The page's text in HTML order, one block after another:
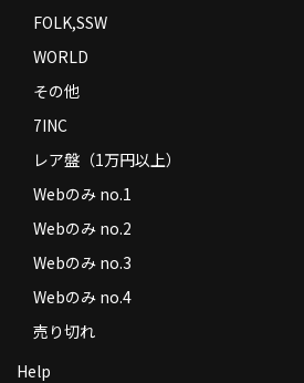
FOLK,SSW
WORLD
その他
7INC
レア盤（1万円以上）
Webのみ no.1
Webのみ no.2
Webのみ no.3
Webのみ no.4
売り切れ
Help